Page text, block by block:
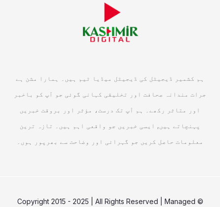
ہم کشمیر ڈیجیٹل کی ڈیجیٹل میڈیا ٹیم ہیں۔ ہمارا مشن ہے
جرات مندانہ صحافت اور تخلیقی کہانی گوئی جو آپ کو باخبر
اور متاثر رکھے۔ ہم آپ تک درست، مؤثر اور بروقت خبریں
پہنچاتے ہیں, ایسی خبریں جو واقعی اہم ہیں۔ تازہ ترین
معلومات حاصل کریں جو گہرائی اور وضاحت سے بھرپور ہوں۔
© Copyright 2015 - 2025 | All Rights Reserved | Managed